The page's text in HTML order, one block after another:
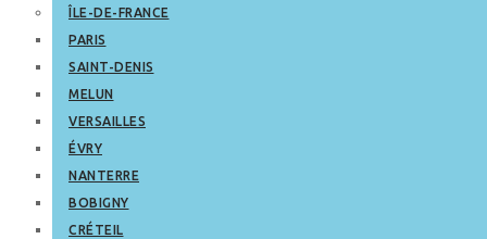
ÎLE-DE-FRANCE
PARIS
SAINT-DENIS
MELUN
VERSAILLES
ÉVRY
NANTERRE
BOBIGNY
CRÉTEIL